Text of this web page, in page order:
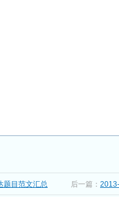
题目范文汇总
后一篇：